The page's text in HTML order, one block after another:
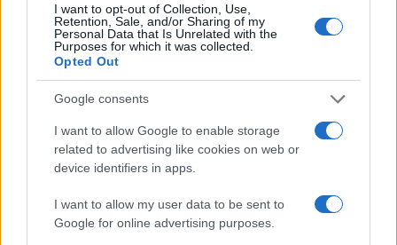
I want to opt-out of Collection, Use,
Retention, Sale, and/or Sharing of my
Personal Data that Is Unrelated with the
Purposes for which it was collected.
Opted Out
Google consents
I want to allow Google to enable storage
related to advertising like cookies on web or
device identifiers in apps.
I want to allow my user data to be sent to
Google for online advertising purposes.
AUTORE
AiAdhubMedia